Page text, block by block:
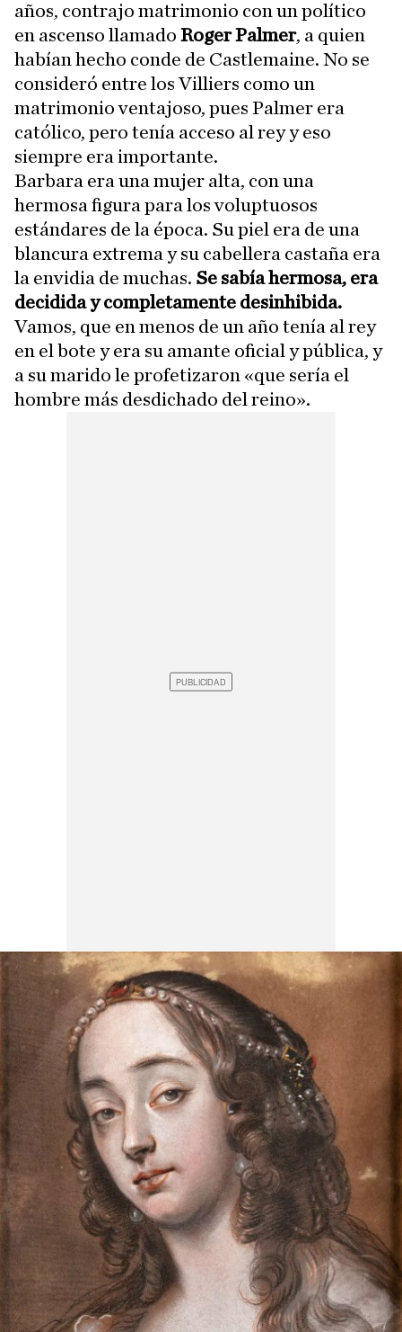
años, contrajo matrimonio con un político
en ascenso llamado Roger Palmer, a quien
habían hecho conde de Castlemaine. No se
consideró entre los Villiers como un
matrimonio ventajoso, pues Palmer era
católico, pero tenía acceso al rey y eso
siempre era importante.
Barbara era una mujer alta, con una
hermosa figura para los voluptuosos
estándares de la época. Su piel era de una
blancura extrema y su cabellera castaña era
la envidia de muchas. Se sabía hermosa, era
decidida y completamente desinhibida.
Vamos, que en menos de un año tenía al rey
en el bote y era su amante oficial y pública, y
a su marido le profetizaron «que sería el
hombre más desdichado del reino».